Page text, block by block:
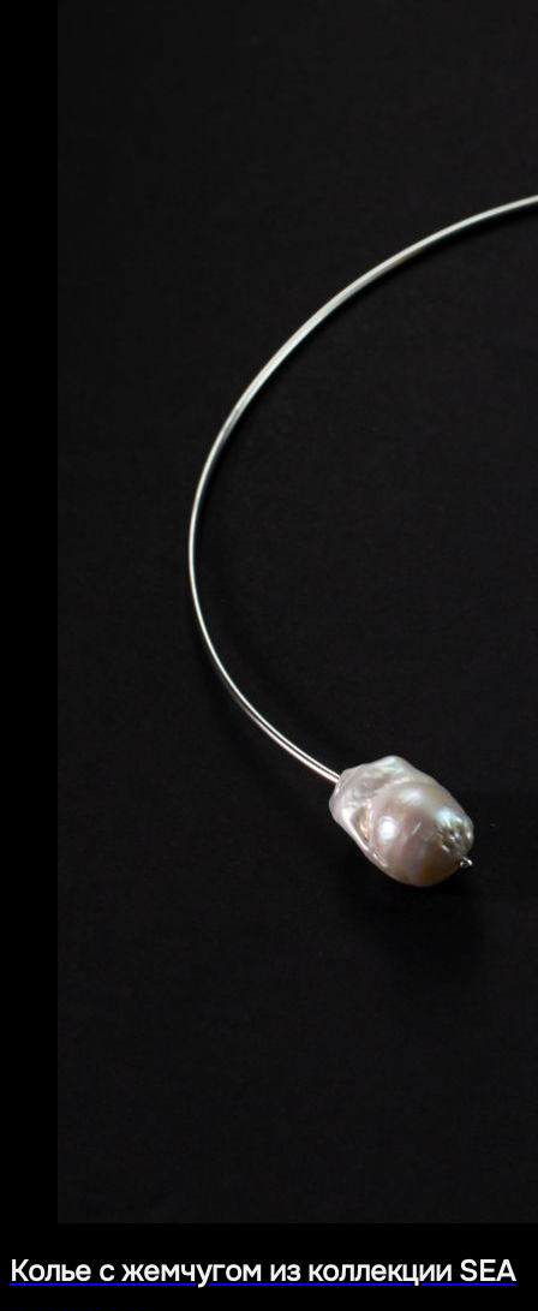
Колье с жемчугом из коллекции SEA